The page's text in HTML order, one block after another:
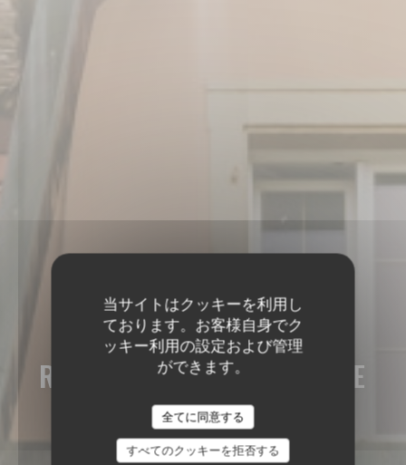
当サイトはクッキーを利用し
ております。お客様自身でク
ッキー利用の設定および管理
ができます。
全てに同意する
すべてのクッキーを拒否する
RESTAURANT DE LA GARE
MUNZENBERGER
RESTAURANT DE LA GARE
レストラン|HIRTZBACH